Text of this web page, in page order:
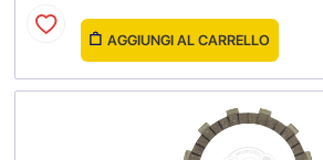
AGGIUNGI AL CARRELLO